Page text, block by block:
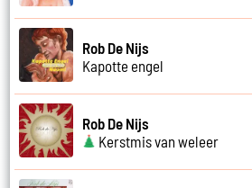
Rob De Nijs
Kapotte engel
Rob De Nijs
Kerstmis van weleer